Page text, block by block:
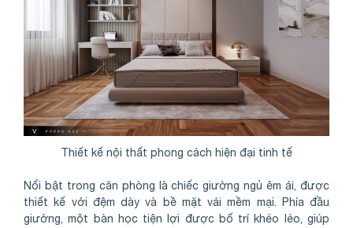
Thiết kế nội thất phong cách hiện đại tinh tế
Nổi bật trong căn phòng là chiếc giường ngủ êm ái, được
thiết kế với đệm dày và bề mặt vải mềm mại. Phía đầu
giường, một bàn học tiện lợi được bố trí khéo léo, giúp